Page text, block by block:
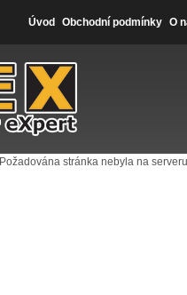
Úvod Obchodní podmínky O
Požadována stránka nebyla na